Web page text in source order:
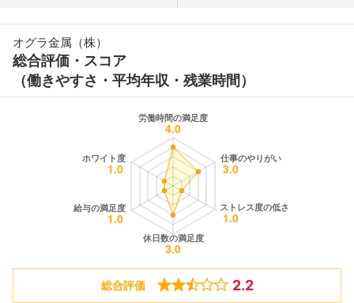
オグラ金属（株）
総合評価・スコア
（働きやすさ・平均年収・残業時間）
総合評価 2.2